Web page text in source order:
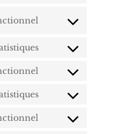
stripe
service
Consent
service
divi-
themes)
Consent
automattic
Consent
complianz
Consent
Consent